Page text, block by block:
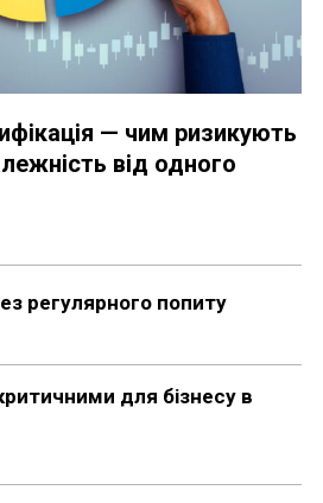
— чим ризикують
від одного
регулярного попиту
для бізнесу в